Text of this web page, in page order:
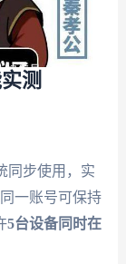
测
同步使用，实
一账号可保持
5台设备同时在